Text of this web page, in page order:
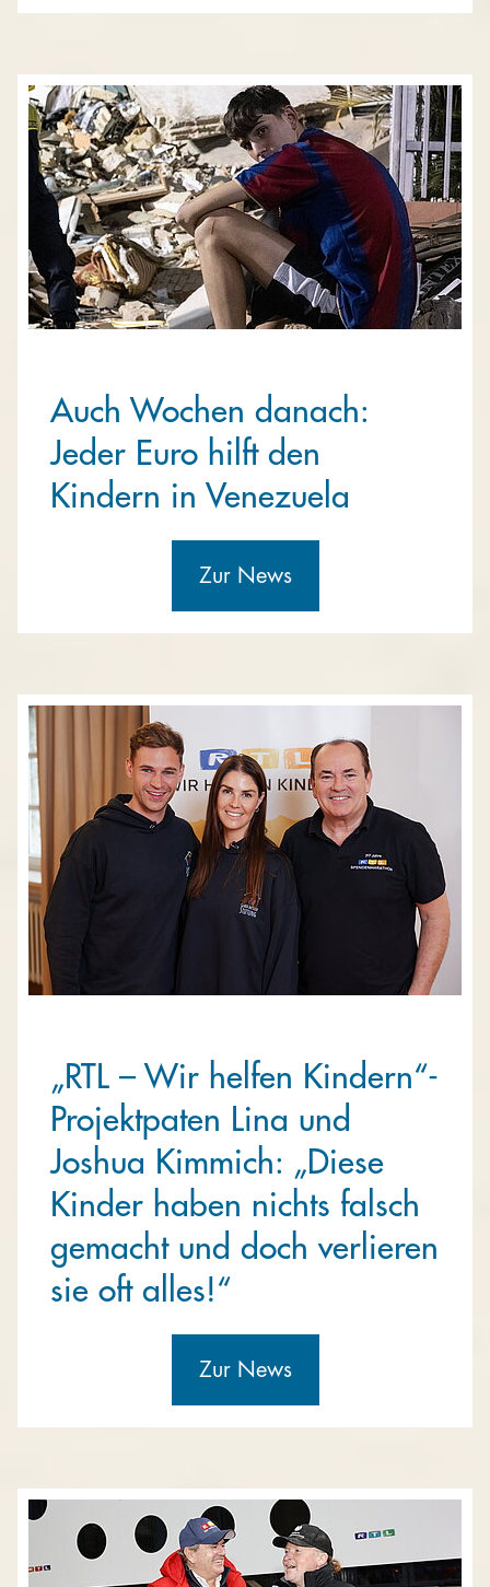
Auch Wochen danach:
Jeder Euro hilft den
Kindern in Venezuela
Zur News
„RTL – Wir helfen Kindern“-
Projektpaten Lina und
Joshua Kimmich: „Diese
Kinder haben nichts falsch
gemacht und doch verlieren
sie oft alles!“
Zur News